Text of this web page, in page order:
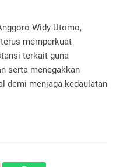
Widy Utomo,
memperkuat
terkait guna
serta menegakkan
demi menjaga kedaulatan